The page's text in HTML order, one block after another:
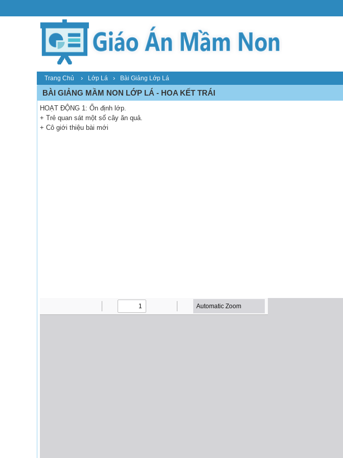
Trang Chủ › Lớp Lá › Bài Giảng Lớp Lá
BÀI GIẢNG MẦM NON LỚP LÁ - HOA KẾT TRÁI
HOẠT ĐỘNG 1: Ổn định lớp.
+ Trẻ quan sát một số cây ăn quả.
+ Cô giới thiệu bài mới